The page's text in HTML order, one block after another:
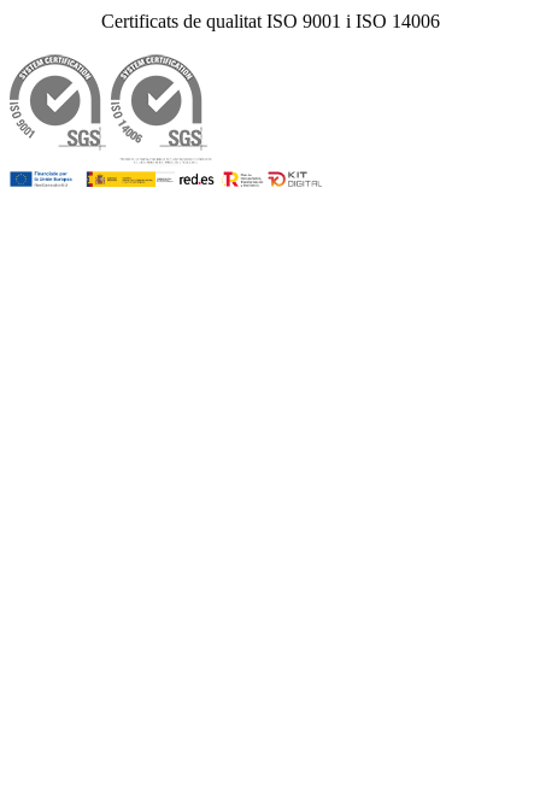
Certificats de qualitat ISO 9001 i ISO 14006